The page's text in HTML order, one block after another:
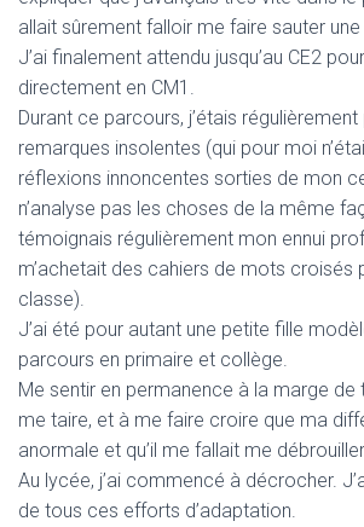
allait sûrement falloir me faire sauter une
J’ai finalement attendu jusqu’au CE2
directement en CM1.
Durant ce parcours, j’étais
remarques insolentes (qui pour moi
réflexions innoncentes sorties de mon
n’analyse pas les choses de la même
témoignais régulièrement mon ennui
m’achetait des cahiers de mots croisés
classe).
J’ai été pour autant une petite fille
parcours en primaire et collège.
Me sentir en permanence à la marge de
me taire, et à me faire croire que ma
anormale et qu’il me fallait me
Au lycée, j’ai commencé à décrocher.
de tous ces efforts d’adaptation.